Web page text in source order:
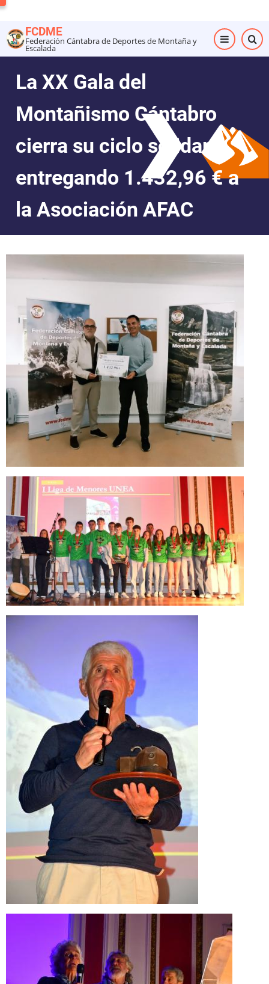
al
contenido
principal
FCDME
Federación Cántabra de Deportes de Montaña y
Escalada
La XX Gala del
Montañismo Cántabro
cierra su ciclo solidario
entregando 1.432,96 € a
la Asociación AFAC